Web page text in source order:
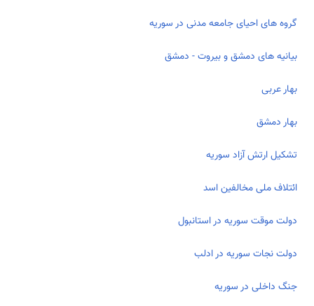
گروه ­های احیای جامعه مدنی در سوریه
بیانیه های دمشق و بیروت - دمشق
بهار عربی
بهار دمشق
تشکیل ارتش آزاد سوریه
ائتلاف ملی مخالفین اسد
دولت موقت سوریه در استانبول
دولت نجات سوریه در ادلب
جنگ داخلی در سوریه